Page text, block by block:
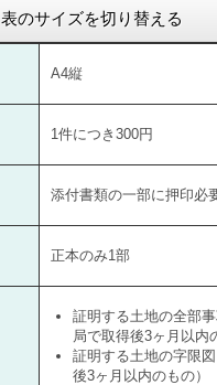
表のサイズを切り替える
A4縦
1件につき300円
添付書類の一部に押印必
正本のみ1部
証明する土地の全部
局で取得後3ヶ月以内
証明する土地の字限
後3ヶ月以内のもの）